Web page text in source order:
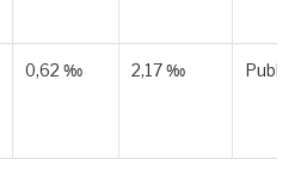
0,62 ‰ 2,17 ‰